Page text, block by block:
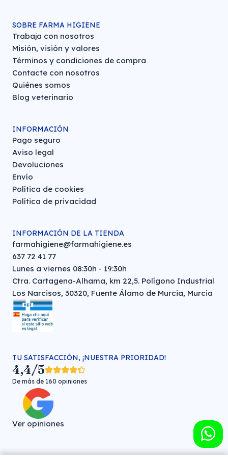
SOBRE FARMA HIGIENE
Trabaja con nosotros
Misión, visión y valores
Términos y condiciones de compra
Contacte con nosotros
Quiénes somos
Blog veterinario
INFORMACIÓN
Pago seguro
Aviso legal
Devoluciones
Envío
Política de cookies
Política de privacidad
INFORMACIÓN DE LA TIENDA
farmahigiene@farmahigiene.es
637 72 41 77
Lunes a viernes 08:30h - 19:30h
Ctra. Cartagena-Alhama, km 22,5. Polígono Industrial
Los Narcisos, 30320, Fuente Álamo de Murcia, Murcia
TU SATISFACCIÓN, ¡NUESTRA PRIORIDAD!
4,4/5
De más de 160 opiniones
Ver opiniones